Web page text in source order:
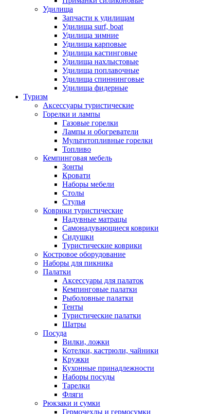
Удилища
Запчасти к удилищам
Удилища surf, boat
Удилища зимние
Удилища карповые
Удилища кастинговые
Удилища нахлыстовые
Удилища поплавочные
Удилища спиннинговые
Удилища фидерные
Туризм
Аксессуары туристические
Горелки и лампы
Газовые горелки
Лампы и обогреватели
Мультитопливные горелки
Топливо
Кемпинговая мебель
Зонты
Кровати
Наборы мебели
Столы
Стулья
Коврики туристические
Надувные матрацы
Самонадувающиеся коврики
Сидушки
Туристические коврики
Костровое оборудование
Наборы для пикника
Палатки
Аксессуары для палаток
Кемпинговые палатки
Рыболовные палатки
Тенты
Туристические палатки
Шатры
Посуда
Вилки, ложки
Котелки, кастрюли, чайники
Кружки
Кухонные принадлежности
Наборы посуды
Тарелки
Фляги
Рюкзаки и сумки
Гермочехлы и гермосумки